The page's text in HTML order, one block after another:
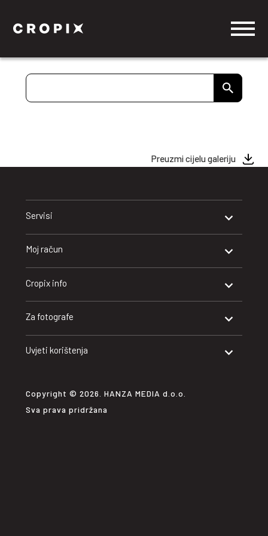
Preuzmi cijelu galeriju
Servisi
Moj račun
Cropix info
Za fotografe
Uvjeti korištenja
Copyright © 2026. HANZA MEDIA d.o.o.
Sva prava pridržana